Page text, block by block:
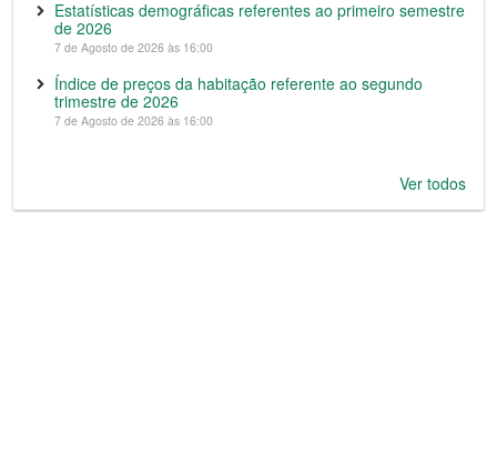
Estatísticas demográficas referentes ao primeiro semestre
de 2026
7 de Agosto de 2026 às 16:00
Índice de preços da habitação referente ao segundo
trimestre de 2026
7 de Agosto de 2026 às 16:00
Ver todos